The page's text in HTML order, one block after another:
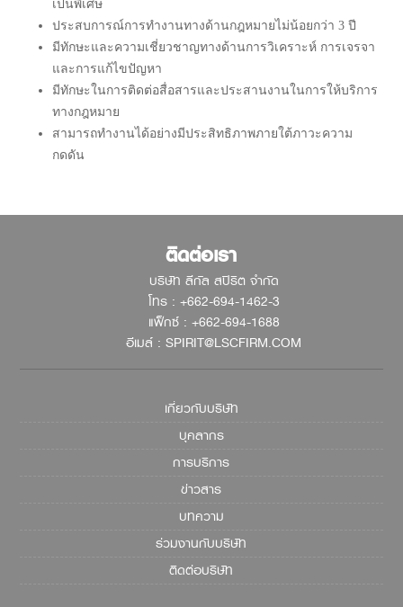
เป็นพิเศษ
ประสบการณ์การทำงานทางด้านกฎหมายไม่น้อยกว่า 3 ปี
มีทักษะและความเชี่ยวชาญทางด้านการวิเคราะห์ การเจรจา
และการแก้ไขปัญหา
มีทักษะในการติดต่อสื่อสารและประสานงานในการให้บริการ
ทางกฎหมาย
สามารถทำงานได้อย่างมีประสิทธิภาพภายใต้ภาวะความ
กดดัน
ติดต่อเรา
บริษัท ลีกัล สปิริต จำกัด
โทร : +662-694-1462-3
แฟ็กซ์ : +662-694-1688
อีเมล์ : SPIRIT@LSCFIRM.COM
เกี่ยวกับบริษัท
บุคลากร
การบริการ
ข่าวสาร
บทความ
ร่วมงานกับบริษัท
ติดต่อบริษัท